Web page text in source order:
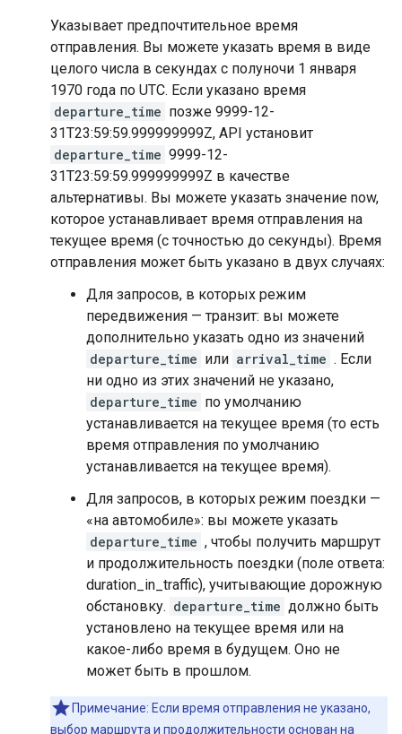
Указывает предпочтительное время
отправления. Вы можете указать время в виде
целого числа в секундах с полуночи 1 января
1970 года по UTC. Если указано время
departure_time позже 9999-12-
31T23:59:59.999999999Z, API установит
departure_time 9999-12-
31T23:59:59.999999999Z в качестве
альтернативы. Вы можете указать значение now,
которое устанавливает время отправления на
текущее время (с точностью до секунды). Время
отправления может быть указано в двух случаях:
Для запросов, в которых режим
передвижения — транзит: вы можете
дополнительно указать одно из значений
departure_time или arrival_time . Если
ни одно из этих значений не указано,
departure_time по умолчанию
устанавливается на текущее время (то есть
время отправления по умолчанию
устанавливается на текущее время).
Для запросов, в которых режим поездки —
«на автомобиле»: вы можете указать
departure_time , чтобы получить маршрут
и продолжительность поездки (поле ответа:
duration_in_traffic), учитывающие дорожную
обстановку. departure_time должно быть
установлено на текущее время или на
какое-либо время в будущем. Оно не
может быть в прошлом.
Примечание: Если время отправления не указано,
выбор маршрута и продолжительности основан на